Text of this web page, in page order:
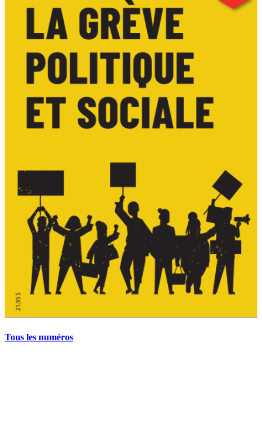
Tous les numéros